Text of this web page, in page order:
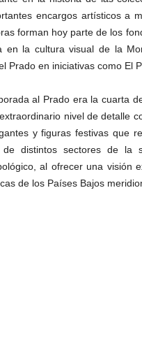
encargos artísticos a
forman hoy parte de los
en la cultura visual de la
Prado en iniciativas como El
al Prado era la cuarta
nivel de detalle
y figuras festivas que
de distintos sectores de la
al ofrecer una visión
de los Países Bajos